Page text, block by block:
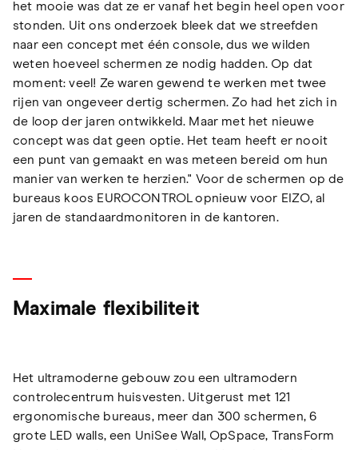
het mooie was dat ze er vanaf het begin heel open voor
stonden. Uit ons onderzoek bleek dat we streefden
naar een concept met één console, dus we wilden
weten hoeveel schermen ze nodig hadden. Op dat
moment: veel! Ze waren gewend te werken met twee
rijen van ongeveer dertig schermen. Zo had het zich in
de loop der jaren ontwikkeld. Maar met het nieuwe
concept was dat geen optie. Het team heeft er nooit
een punt van gemaakt en was meteen bereid om hun
manier van werken te herzien." Voor de schermen op de
bureaus koos EUROCONTROL opnieuw voor EIZO, al
jaren de standaardmonitoren in de kantoren.
Maximale flexibiliteit
Het ultramoderne gebouw zou een ultramodern
controlecentrum huisvesten. Uitgerust met 121
ergonomische bureaus, meer dan 300 schermen, 6
grote LED walls, een UniSee Wall, OpSpace, TransForm